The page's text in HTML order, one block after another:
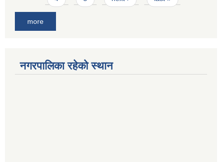
more
नगरपालिका रहेको स्थान